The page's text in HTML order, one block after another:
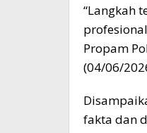
“Langkah
Propam
(04/06/
fakta dan